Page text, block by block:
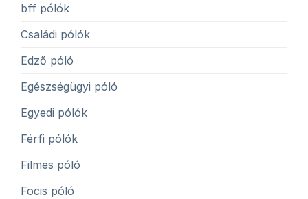
bff pólók
Családi pólók
Edző póló
Egészségügyi póló
Egyedi pólók
Férfi pólók
Filmes póló
Focis póló